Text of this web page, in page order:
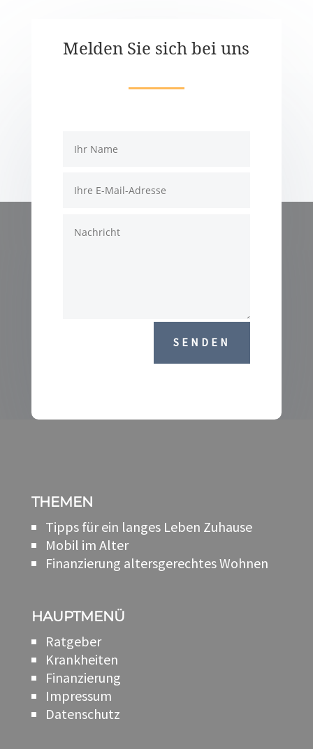
Melden Sie sich bei uns
SENDEN
THEMEN
Tipps für ein langes Leben Zuhause
Mobil im Alter
Finanzierung altersgerechtes Wohnen
HAUPTMENÜ
Ratgeber
Krankheiten
Finanzierung
Impressum
Datenschutz